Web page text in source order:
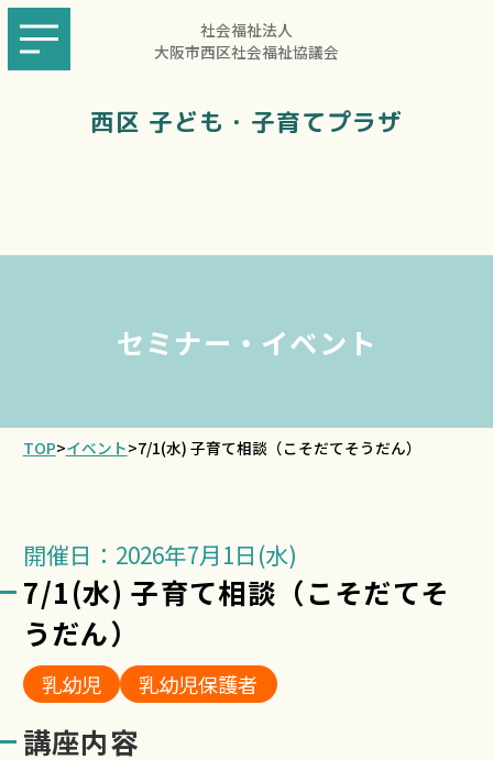
社会福祉法人
大阪市西区社会福祉協議会
西区 子ども・子育てプラザ
セミナー・イベント
TOP>イベント>7/1(水) 子育て相談（こそだてそうだん）
開催日：2026年7月1日(水)
7/1(水) 子育て相談（こそだてそ
うだん）
乳幼児 乳幼児保護者
講座内容